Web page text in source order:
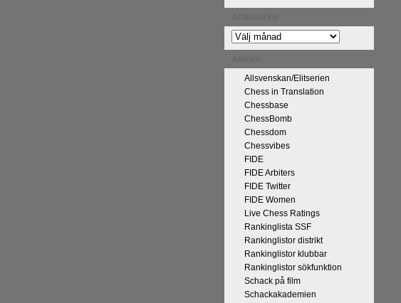
Artikelarkiv
Allsvenskan/Elitserien
Chess in Translation
Chessbase
ChessBomb
Chessdom
Chessvibes
FIDE
FIDE Arbiters
FIDE Twitter
FIDE Women
Live Chess Ratings
Rankinglista SSF
Rankinglistor distrikt
Rankinglistor klubbar
Rankinglistor sökfunktion
Schack på film
Schackakademien